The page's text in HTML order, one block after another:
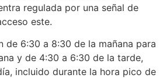
regulada por una señal de
este.
de 6:30 a 8:30 de la mañana para
y de 4:30 a 6:30 de la tarde,
incluido durante la hora pico de